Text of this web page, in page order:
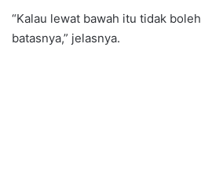
“Kalau lewat bawah itu tidak
batasnya,” jelasnya.